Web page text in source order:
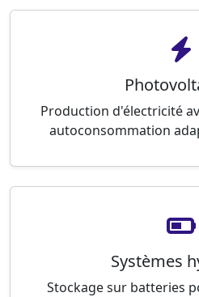
Production d'électricité
autoconsommation
Systèmes
Stockage sur batteries